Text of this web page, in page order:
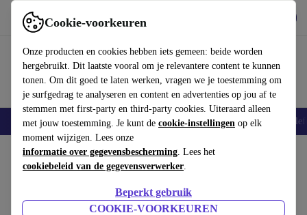
Cookie-voorkeuren
Onze producten en cookies hebben iets gemeen: beide worden
hergebruikt. Dit laatste vooral om je relevantere content te kunnen
tonen. Om dit goed te laten werken, vragen we je toestemming om
je surfgedrag te analyseren en content en advertenties op jou af te
stemmen met first-party en third-party cookies. Uiteraard alleen
met jouw toestemming. Je kunt de cookie-instellingen op elk
moment wijzigen. Lees onze
informatie over gegevensbescherming. Lees het
cookiebeleid van de gegevensverwerker.
Beperkt gebruik
COOKIE-VOORKEUREN
Gebruik refurbed snel en eenvoudig
Smartphones Laptops Tablets Smartwatches Accessoires
Home Producten Smartwatches
Xplora Go Kids
blauw/wit